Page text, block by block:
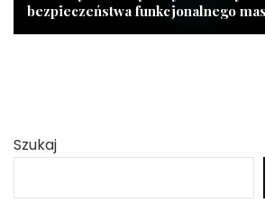
bezpieczeństwa funkcjonalnego
Szukaj